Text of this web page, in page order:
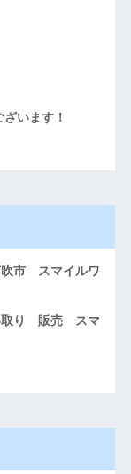
います！
市 スマイルワ
り 販売 スマ